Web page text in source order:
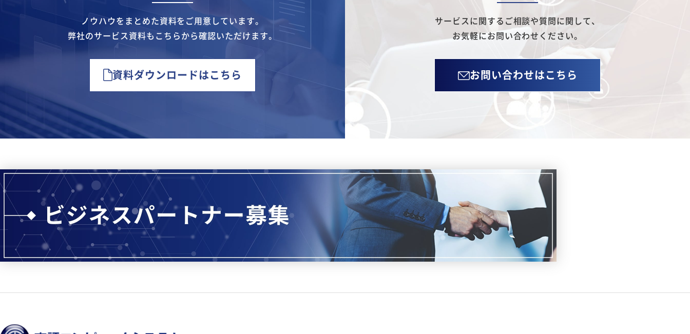
ノウハウをまとめた資料を ご用意しています。
弊社のサービス資料も こちらから確認いただけます。
資料ダウンロードはこちら
サービスに関するご相談や質問に関して、
お気軽にお問い合わせください。
お問い合わせはこちら